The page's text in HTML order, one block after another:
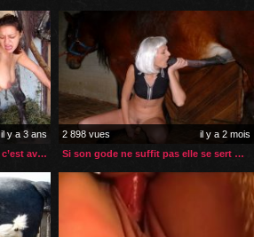
il y a 3 ans
Sa première pénétration anale c’est avec la bite de son cheval
2 898 vues
il y a 2 mois
Si son gode ne suffit pas elle se sert de la bite de son cheval